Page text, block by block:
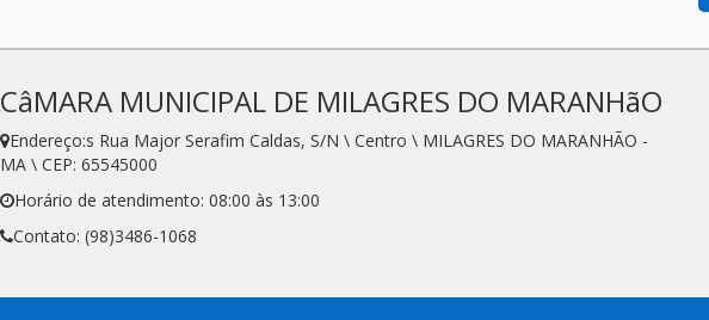
CâMARA MUNICIPAL DE MILAGRES DO MARANHãO
Endereço:s Rua Major Serafim Caldas, S/N \ Centro \ MILAGRES DO MARANHÃO -
MA \ CEP: 65545000
Horário de atendimento: 08:00 às 13:00
Contato: (98)3486-1068